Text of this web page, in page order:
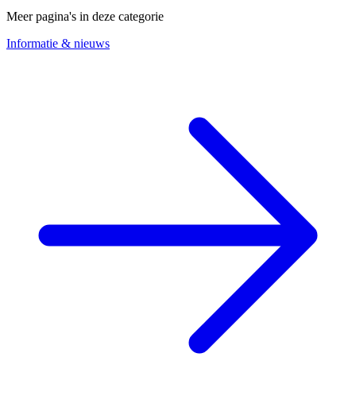
Meer pagina's in deze categorie
Informatie & nieuws